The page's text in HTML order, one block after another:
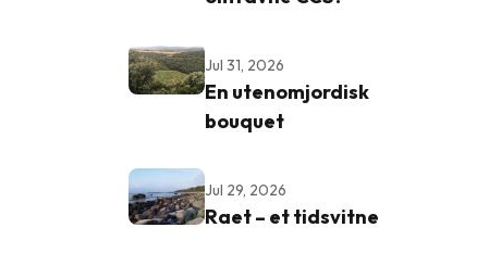
Jul 31, 2026
En utenomjordisk
bouquet
Jul 29, 2026
Raet – et tidsvitne